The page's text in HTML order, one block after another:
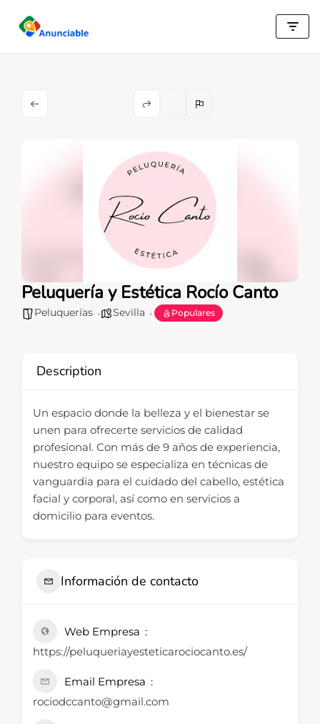
Saltar
Peluquería y Estética Rocío Canto
Peluquerías Sevilla Populares
Description
Un espacio donde la belleza y el bienestar se
unen para ofrecerte servicios de calidad
profesional. Con más de 9 años de experiencia,
nuestro equipo se especializa en técnicas de
vanguardia para el cuidado del cabello, estética
facial y corporal, así como en servicios a
domicilio para eventos.
Información de contacto
Web Empresa
https://peluqueriayesteticarociocanto.es/
Email Empresa
rociodccanto@gmail.com